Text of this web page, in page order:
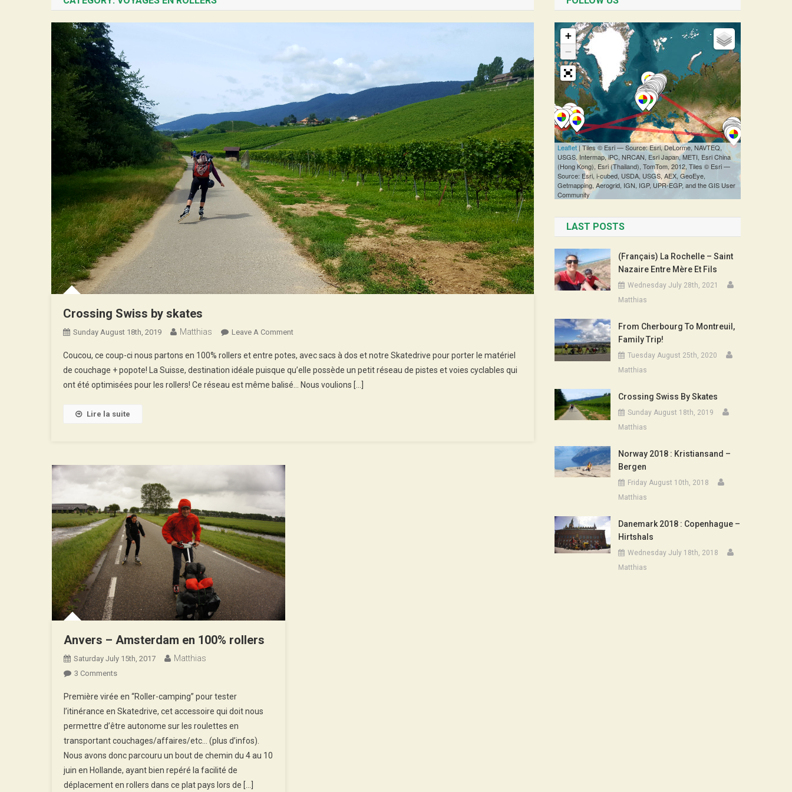
Crossing Swiss by skates
Sunday August 18th, 2019 Matthias Leave A CommentOn
Swiss
By
Skates
Coucou, ce coup-ci nous partons en 100% rollers et entre potes, avec sacs à dos et notre Skatedrive pour porter le matériel
de couchage + popote! La Suisse, destination idéale puisque qu’elle possède un petit réseau de pistes et voies cyclables qui
ont été optimisées pour les rollers! Ce réseau est même balisé… Nous voulions […]
Lire la suite
Anvers – Amsterdam en 100% rollers
Saturday July 15th, 2017 Matthias
3 CommentsOn
–
Amsterdam
En
1003
Rollers
Première virée en “Roller-camping” pour tester
l’itinérance en Skatedrive, cet accessoire qui doit nous
permettre d’être autonome sur les roulettes en
transportant couchages/affaires/etc… (plus d’infos).
Nous avons donc parcouru un bout de chemin du 4 au 10
juin en Hollande, ayant bien repéré la facilité de
déplacement en rollers dans ce plat pays lors de […]
LAST POSTS
(Français) La Rochelle – Saint
Nazaire Entre Mère Et Fils
Wednesday July 28th, 2021
Matthias
From Cherbourg To Montreuil,
Family Trip!
Tuesday August 25th, 2020
Matthias
Crossing Swiss By Skates
Sunday August 18th, 2019
Matthias
Norway 2018 : Kristiansand –
Bergen
Friday August 10th, 2018
Matthias
Danemark 2018 : Copenhague –
Hirtshals
Wednesday July 18th, 2018
Matthias